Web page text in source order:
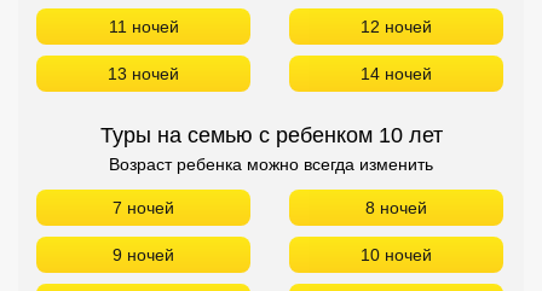
11 ночей 12 ночей
13 ночей 14 ночей
Туры на семью с ребенком 10 лет
Возраст ребенка можно всегда изменить
7 ночей 8 ночей
9 ночей 10 ночей